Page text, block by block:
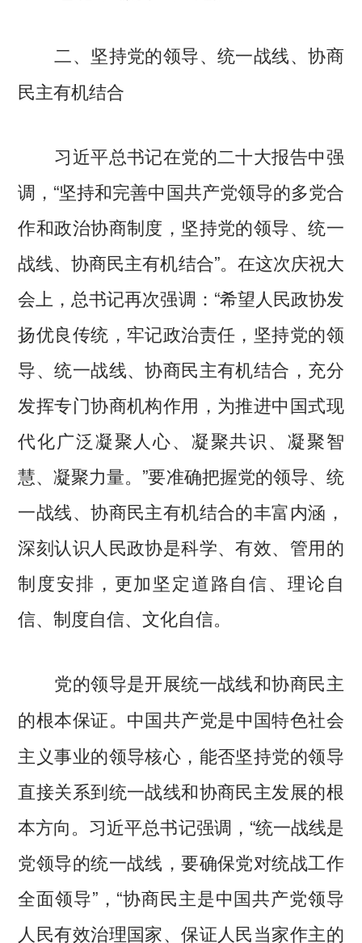
二、坚持党的领导、统一战线、协商
民主有机结合
习近平总书记在党的二十大报告中强
调，“坚持和完善中国共产党领导的多党合
作和政治协商制度，坚持党的领导、统一
战线、协商民主有机结合”。在这次庆祝大
会上，总书记再次强调：“希望人民政协发
扬优良传统，牢记政治责任，坚持党的领
导、统一战线、协商民主有机结合，充分
发挥专门协商机构作用，为推进中国式现
代化广泛凝聚人心、凝聚共识、凝聚智
慧、凝聚力量。”要准确把握党的领导、统
一战线、协商民主有机结合的丰富内涵，
深刻认识人民政协是科学、有效、管用的
制度安排，更加坚定道路自信、理论自
信、制度自信、文化自信。
党的领导是开展统一战线和协商民主
的根本保证。 中国共产党是中国特色社会
主义事业的领导核心，能否坚持党的领导
直接关系到统一战线和协商民主发展的根
本方向。习近平总书记强调，“统一战线是
党领导的统一战线，要确保党对统战工作
全面领导”，“协商民主是中国共产党领导
人民有效治理国家、保证人民当家作主的